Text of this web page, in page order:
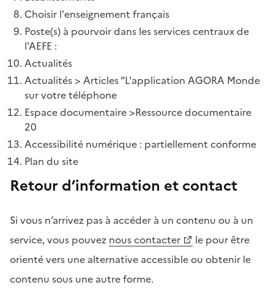
Choisir l'enseignement français
Poste(s) à pourvoir dans les services centraux de
l'AEFE :
Actualités
Actualités > Articles “L'application AGORA Monde
sur votre téléphone
Espace documentaire >Ressource documentaire
20
Accessibilité numérique : partiellement conforme
Plan du site
Retour d’information et contact
Si vous n’arrivez pas à accéder à un contenu ou à un
service, vous pouvez nous contacter
le pour être
orienté vers une alternative accessible ou obtenir le
contenu sous une autre forme.